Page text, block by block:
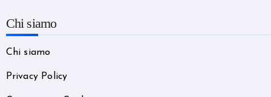
Chi siamo
Chi siamo
Privacy Policy